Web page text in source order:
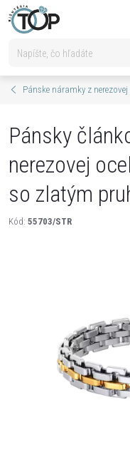
Prejsť
na
Pánske náramky z nerezovej
Pánsky
nerezovej
so zlatým
Kód: 55703/STR